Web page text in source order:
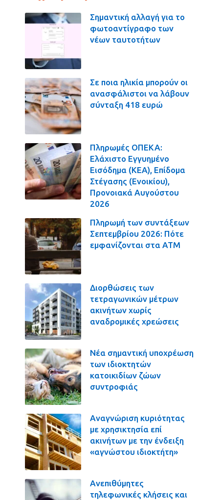
Σημαντική αλλαγή για το
φωτοαντίγραφο των
νέων ταυτοτήτων
Σε ποια ηλικία μπορούν οι
ανασφάλιστοι να λάβουν
σύνταξη 418 ευρώ
Πληρωμές ΟΠΕΚΑ:
Ελάχιστο Εγγυημένο
Εισόδημα (ΚΕΑ), Επίδομα
Στέγασης (Ενοικίου),
Προνοιακά Αυγούστου
2026
Πληρωμή των συντάξεων
Σεπτεμβρίου 2026: Πότε
εμφανίζονται στα ΑΤΜ
Διορθώσεις των
τετραγωνικών μέτρων
ακινήτων χωρίς
αναδρομικές χρεώσεις
Νέα σημαντική υποχρέωση
των ιδιοκτητών
κατοικιδίων ζώων
συντροφιάς
Αναγνώριση κυριότητας
με χρησικτησία επί
ακινήτων με την ένδειξη
«αγνώστου ιδιοκτήτη»
Ανεπιθύμητες
τηλεφωνικές κλήσεις και